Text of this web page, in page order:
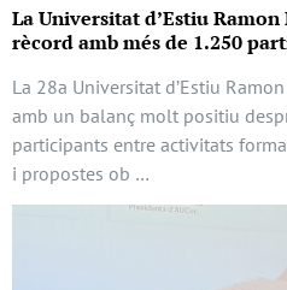
La Universitat d’Estiu
rècord amb més de 1.250
La 28a Universitat d’Estiu
amb un balanç molt positiu
participants entre activitats
i propostes ob …